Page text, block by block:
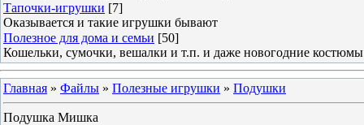
Тапочки-игрушки [7]
Оказывается и такие игрушки бывают
Полезное для дома и семьи [50]
Кошельки, сумочки, вешалки и т.п. и даже новогодние костюмы
Главная » Файлы » Полезные игрушки » Подушки
Подушка Мишка